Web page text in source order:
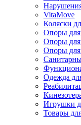
VitaMove
Коляски
Опоры для
Опоры для
Опоры
Одежда
Игрушки
Товары